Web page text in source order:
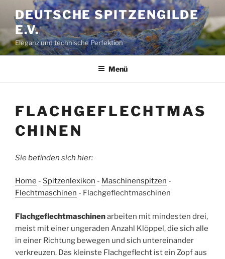
Inhalt
springen
DEUTSCHE SPITZENGILDE
E.V.
Eleganz und technische Perfektion
Menü
FLACHGEFLECHTMAS
CHINEN
Sie befinden sich hier:
Home - Spitzenlexikon - Maschinenspitzen -
Flechtmaschinen - Flachgeflechtmaschinen
Flachgeflechtmaschinenarbeiten mit mindesten drei,
meist mit einer ungeraden Anzahl Klöppel, die sich alle
in einer Richtung bewegen und sich untereinander
verkreuzen. Das kleinste Flachgeflecht ist ein Zopf aus